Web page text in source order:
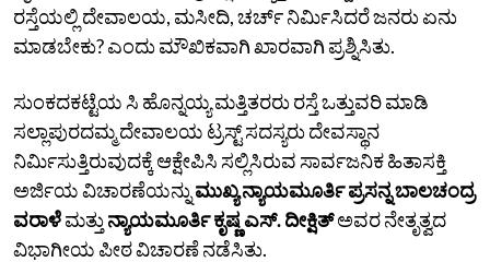
ರಸ್ತೆಯಲ್ಲಿ ದೇವಾಲಯ, ಮಸೀದಿ, ಚರ್ಚ್‌ ನಿರ್ಮಿಸಿದರೆ ಜನರು ಏನು
ಮಾಡಬೇಕು? ಎಂದು ಮೌಖಿಕವಾಗಿ ಖಾರವಾಗಿ ಪ್ರಶ್ನಿಸಿತು.
ಸುಂಕದಕಟ್ಟೆಯ ಸಿ ಹೊನ್ನಯ್ಯ ಮತ್ತಿತರರು ರಸ್ತೆ ಒತ್ತುವರಿ ಮಾಡಿ
ಸಲ್ಲಾಪುರದಮ್ಮ ದೇವಾಲಯ ಟ್ರಸ್ಟ್‌ ಸದಸ್ಯರು ದೇವಸ್ಥಾನ
ನಿರ್ಮಿಸುತ್ತಿರುವುದಕ್ಕೆ ಆಕ್ಷೇಪಿಸಿ ಸಲ್ಲಿಸಿರುವ ಸಾರ್ವಜನಿಕ ಹಿತಾಸಕ್ತಿ
ಅರ್ಜಿಯ ವಿಚಾರಣೆಯನ್ನುಮುಖ್ಯ ನ್ಯಾಯಮೂರ್ತಿ ಪ್ರಸನ್ನ ಬಾಲಚಂದ್ರ
ವರಾಳೆಮತ್ತು ನ್ಯಾಯಮೂರ್ತಿ ಕೃಷ್ಣ ಎಸ್.‌ ದೀಕ್ಷಿತ್‌ಅವರ ನೇತೃತ್ವದ
ವಿಭಾಗೀಯ ಪೀಠ ವಿಚಾರಣೆ ನಡೆಸಿತು.